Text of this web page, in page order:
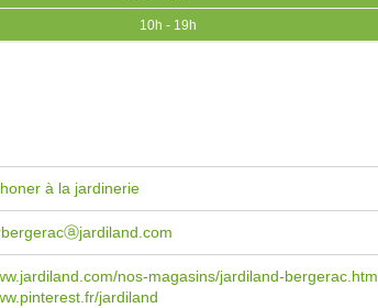
10h - 19h
à la jardinerie
nos-magasins/jardiland-bergerac.html
jardiland